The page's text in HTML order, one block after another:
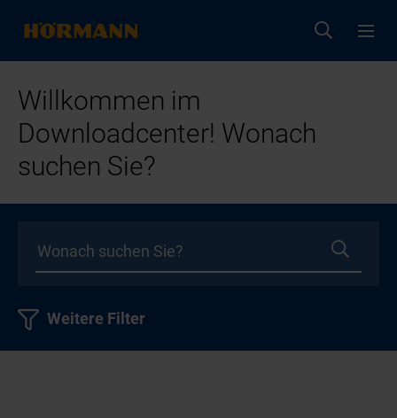
Willkommen im
Downloadcenter! Wonach
suchen Sie?
Weitere Filter